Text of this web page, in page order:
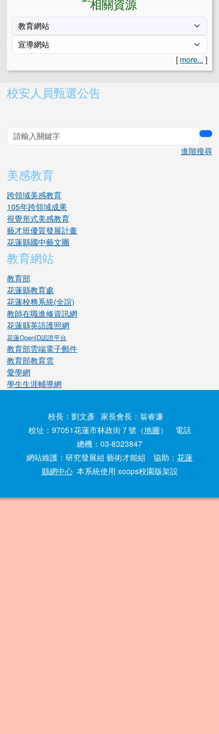
[ more... ]
右邊區域內容
校安人員甄選公告
進階搜尋
美感教育
跨領域美感教育
105年跨領域成果
視覺形式美感教育
藝才班優質發展計畫
花蓮縣國中藝文團
教育網站
教育部
花蓮縣教育處
花蓮校務系統(全誼)
教師在職進修資訊網
花蓮縣英語護照網
花蓮OpenID認證平台
教育部雲端電子郵件
教育部教育雲
愛學網
學生生涯輔導網
校長：劉文彥 家長會長：翁睿濂
校址：97051花蓮市林政街７號（地圖） 電話
總機：03-8323847
網站維護：研究發展組 藝術才能組 協助： 花蓮
縣網中心本系統使用 xoops校園版架設